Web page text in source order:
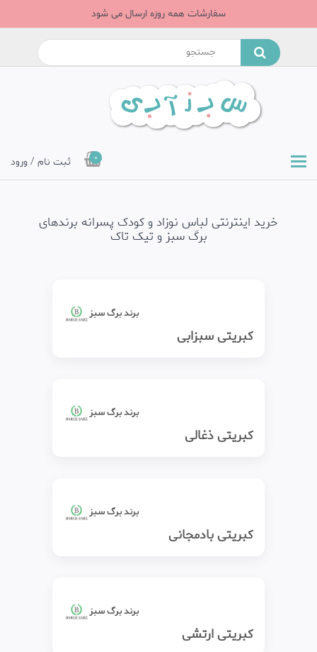
سفارشات همه روزه ارسال می شود
0 ثبت نام / ورود
خرید اینترنتی لباس نوزاد و کودک پسرانه برندهای
برگ سبز و تیک تاک
برند برگ سبز
کبریتی سبزابی
برند برگ سبز
کبریتی ذغالی
برند برگ سبز
کبریتی بادمجانی
برند برگ سبز
کبریتی ارتشی